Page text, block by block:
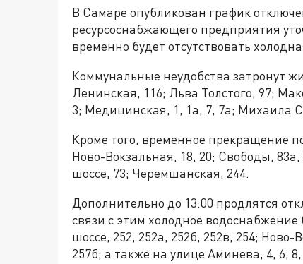
В Самаре опубликован график
ресурсоснабжающего предприятия
временно будет отсутствовать
Коммунальные неудобства затронут
Ленинская, 116; Льва Толстого, 97;
3; Медицинская, 1, 1а, 7, 7а; Михаила
Кроме того, временное прекращение
Ново-Вокзальная, 18, 20; Свободы,
шоссе, 73; Черемшанская, 244.
Дополнительно до 13:00 продлятся
связи с этим холодное водоснабжение
шоссе, 252, 252а, 252б, 252в, 254; Ново-
257б; а также на улице Аминева, 4, 6, 8,